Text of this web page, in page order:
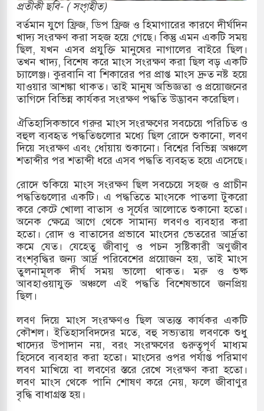
অ্যারেস্ট আবেদন, বরগুনার এসআইয়ের বিরুদ্ধে
নতুন বাংলাদেশের পথচলার কেন্দ্র হবে: ড.
খাতে সৌদির বিনিয়োগের আহবান প্রধানমন্ত্রীর
ছাত্রদল ও ছাত্রলীগের আচরণ ইসরায়েলের
পথে ইসরায়েলীরা,হাতছাড়ার ঝুঁকিতে জরুরি
ঢলে ফুঁসে উঠেছে তিস্তা
মুক্তির দাবিতে পাকিস্তানজুড়ে পিটিআইয়ের আজ
কোরিয়ার ক্ষেপণাস্ত্র ইউনিট মোতায়েন করা হয়েছে:
প্রতীকী ছবি- ( সংগৃহীত)
বর্তমান যুগে ফ্রিজ, ডিপ ফ্রিজ ও হিমাগারের কারণে দীর্ঘদিন
খাদ্য সংরক্ষণ করা সহজ হয়ে গেছে। কিন্তু এমন একটি সময়
ছিল, যখন এসব প্রযুক্তি মানুষের নাগালের বাইরে ছিল।
তখন খাদ্য, বিশেষ করে মাংস সংরক্ষণ করা ছিল বড় একটি
চ্যালেঞ্জ। কুরবানি বা শিকারের পর প্রাপ্ত মাংস দ্রুত নষ্ট হয়ে
যাওয়ার আশঙ্কা থাকত। তাই মানুষ অভিজ্ঞতা ও প্রয়োজনের
তাগিদে বিভিন্ন কার্যকর সংরক্ষণ পদ্ধতি উদ্ভাবন করেছিল।
ঐতিহাসিকভাবে গরুর মাংস সংরক্ষণের সবচেয়ে পরিচিত ও
বহুল ব্যবহৃত পদ্ধতিগুলোর মধ্যে ছিল রোদে শুকানো, লবণ
দিয়ে সংরক্ষণ এবং ধোঁয়ায় শুকানো। বিশ্বের বিভিন্ন অঞ্চলে
শতাব্দীর পর শতাব্দী ধরে এসব পদ্ধতি ব্যবহৃত হয়ে এসেছে।
রোদে শুকিয়ে মাংস সংরক্ষণ ছিল সবচেয়ে সহজ ও প্রাচীন
পদ্ধতিগুলোর একটি। এ পদ্ধতিতে মাংসকে পাতলা টুকরো
করে কেটে খোলা বাতাস ও সূর্যের আলোতে শুকানো হতো।
অনেক ক্ষেত্রে আগে থেকে সামান্য লবণও ব্যবহার করা
হতো। রোদ ও বাতাসের প্রভাবে মাংসের ভেতরের আর্দ্রতা
কমে যেত। যেহেতু জীবাণু ও পচন সৃষ্টিকারী অণুজীব
বংশবৃদ্ধির জন্য আর্দ্র পরিবেশের প্রয়োজন হয়, তাই মাংস
তুলনামূলক দীর্ঘ সময় ভালো থাকত। মরু ও শুষ্ক
আবহাওয়াযুক্ত অঞ্চলে এই পদ্ধতি বিশেষভাবে জনপ্রিয়
ছিল।
লবণ দিয়ে মাংস সংরক্ষণও ছিল অত্যন্ত কার্যকর একটি
কৌশল। ইতিহাসবিদদের মতে, বহু সভ্যতায় লবণকে শুধু
খাদ্যের উপাদান নয়, বরং সংরক্ষণের গুরুত্বপূর্ণ মাধ্যম
হিসেবে ব্যবহার করা হতো। মাংসের ওপর পর্যাপ্ত পরিমাণ
লবণ মাখিয়ে বা লবণের স্তরে রেখে সংরক্ষণ করা হতো।
লবণ মাংস থেকে পানি শোষণ করে নেয়, ফলে জীবাণুর
বৃদ্ধি বাধাগ্রস্ত হয়।